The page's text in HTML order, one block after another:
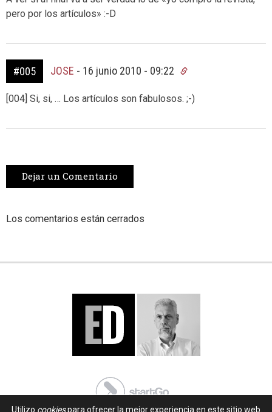
pero por los artículos» :-D
#005 JOSE - 16 junio 2010 - 09:22
[004] Si, si, … Los artículos son fabulosos. ;-)
Dejar un Comentario
Los comentarios están cerrados
Utilizo cookiespara ofrecer la mejor experiencia en este sitio web.